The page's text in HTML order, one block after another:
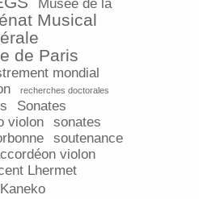
Musée de la
Musical
de Paris
mondial
recherches doctorales
Sonates
violon
sonates
soutenance
violon
Lhermet